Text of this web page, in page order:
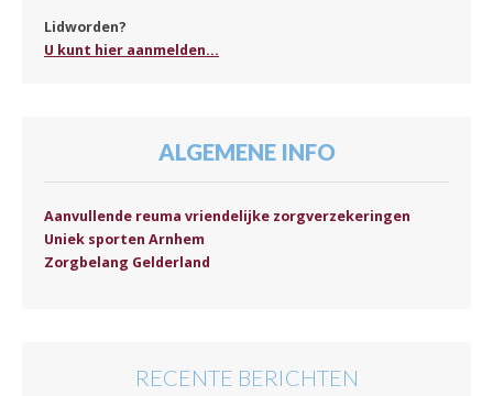
Lidworden?
U kunt hier aanmelden...
ALGEMENE INFO
Aanvullende reuma vriendelijke zorgverzekeringen
Uniek sporten Arnhem
Zorgbelang Gelderland
RECENTE BERICHTEN